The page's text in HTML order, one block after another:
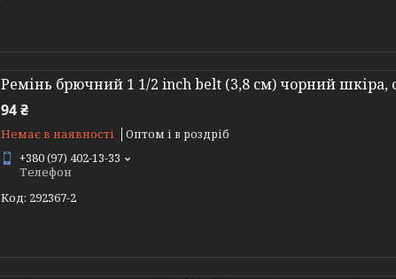
Ремінь брючний 1 1/2 inch belt (3,8 см) чорний шкіра,
94 ₴
Немає в наявності Оптом і в роздріб
+380 (97) 402-13-33
Телефон
292367-2